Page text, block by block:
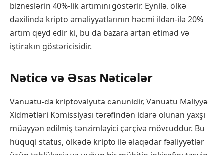
bizneslərin 40%-lik artımını göstərir. Eynilə, ölkə
daxilində kripto əməliyyatlarının həcmi ildən-ilə 20%
artım qeyd edir ki, bu da bazara artan etimad və
iştirakın göstəricisidir.
Nəticə və Əsas Nəticələr
Vanuatu-da kriptovalyuta qanunidir, Vanuatu Maliyyə
Xidmətləri Komissiyası tərəfindən idarə olunan yaxşı
müəyyən edilmiş tənzimləyici çərçivə mövcuddur. Bu
hüquqi status, ölkədə kripto ilə əlaqədar fəaliyyətlər